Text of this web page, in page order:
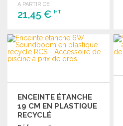
A PARTIR DE
21,45 € HT
COMMANDER
Demander un devis
ENCEINTE ÉTANCHE
19 CM EN PLASTIQUE
RECYCLÉ